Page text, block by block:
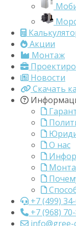
Акции
Монтаж
Новости
Скачать
О нас
+7 (499)
+7 (968)